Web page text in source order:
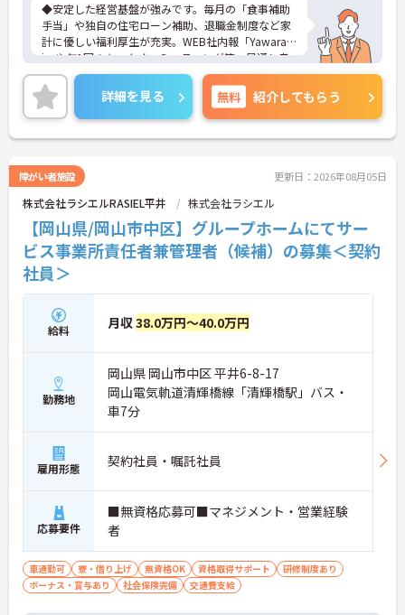
◆安定した経営基盤が強みです。毎月の「食事補助
手当」や独自の住宅ローン補助、退職金制度など家
計に優しい福利厚生が充実。WEB社内報「Yawarag
i」や年1回のキックオフミーティング等、風通し良
く温かいコミュニケーションを育む環境が整ってい
ます。
◆若手～中高年まで幅広い年代が活躍中！短時間正
社員制度などライフスタイルに合わせた柔軟な働き
方が可能です。産休・育休の取得を推進しており、
付金＋（プラス）」をご用意。子育て世代のキャリ
アを強力に支援します。
◆働きながら成長！資格取得を最大10万円補助 多職
種連携で専門知識が磨けるチームケア実践 頑張りや
スキルが給与・役職にしっかり反映。 明確なキャリ
アパス制度が整っている環境で、 目標を持って長く
活躍できます！
詳細を見る 無料 紹介してもらう
障がい者施設 更新日：2026年08月05日
株式会社ラシエルRASIEL平井 株式会社ラシエル
【岡山県/岡山市中区】グループホームにてサー
ビス事業所責任者兼管理者（候補）の募集＜契約
社員＞
給料 月収38.0万円～40.0万円
勤務地
岡山県 岡山市中区 平井6-8-17
岡山電気軌道清輝橋線「清輝橋駅」バス・
車7分
雇用形態 契約社員・嘱託社員
応募要件
■無資格応募可■マネジメント・営業経験
者
車通勤可 寮・借り上げ 無資格OK 資格取得サポート
研修制度あり
ボーナス・賞与あり
社会保険完備 交通費支給